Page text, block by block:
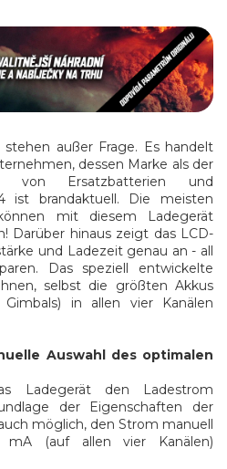
außer Frage. Es handelt
dessen Marke als der
von Ersatzbatterien und
ist brandaktuell. Die meisten
mit diesem Ladegerät
Darüber hinaus zeigt das LCD-
und Ladezeit genau an - all
Das speziell entwickelte
selbst die größten Akkus
in allen vier Kanälen
Auswahl des optimalen
Ladegerät den Ladestrom
der Eigenschaften der
möglich, den Strom manuell
(auf allen vier Kanälen)